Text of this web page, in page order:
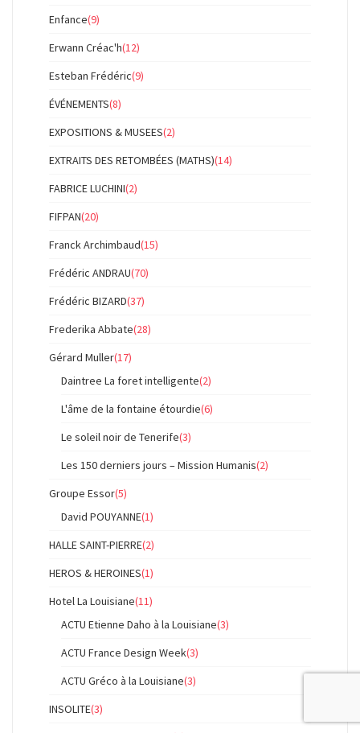
Enfance(9)
Erwann Créac'h(12)
Esteban Frédéric(9)
ÉVÉNEMENTS(8)
EXPOSITIONS & MUSEES(2)
EXTRAITS DES RETOMBÉES (MATHS)(14)
FABRICE LUCHINI(2)
FIFPAN(20)
Franck Archimbaud(15)
Frédéric ANDRAU(70)
Frédéric BIZARD(37)
Frederika Abbate(28)
Gérard Muller(17)
Daintree La foret intelligente(2)
L'âme de la fontaine étourdie(6)
Le soleil noir de Tenerife(3)
Les 150 derniers jours – Mission Humanis(2)
Groupe Essor(5)
David POUYANNE(1)
HALLE SAINT-PIERRE(2)
HEROS & HEROINES(1)
Hotel La Louisiane(11)
ACTU Etienne Daho à la Louisiane(3)
ACTU France Design Week(3)
ACTU Gréco à la Louisiane(3)
INSOLITE(3)